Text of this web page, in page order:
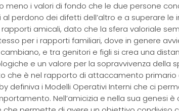
meno i valori di fondo che le due persone
perdono dei difetti dell’altro e a superare le
amicali, dato che la sfera valoriale
per i rapporti familiari, dove in genere
e tra genitori e figli si crea una
e un valore per la sopravvivenza della
che è nel rapporto di attaccamento primario
definiva i Modelli Operativi Interni che ci
Nell’amicizia e nella sua genesi